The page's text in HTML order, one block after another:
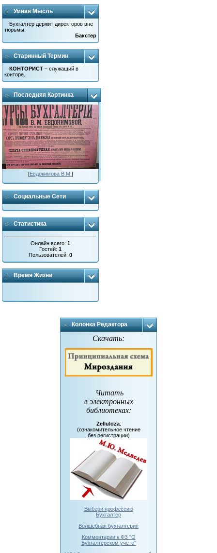
Умная Мысль
Бухгалтер держит директоров вне
тюрьмы.
Бакстер
Старинный Термин
КОНТОРИСТ – служащий в
конторе.
Последняя Картинка
[Евдокимова В.М. ]
Социальные Сети
Статистика
Онлайн всего:1
Гостей:1
Пользователей:0
Время Жизни
Колонка Редактора
Скачать:
Читать
в электронных
библиотеках:
Zelluloza:
(ознакомительное чтение
без регистрации)
Выбери профессию
Бухгалтер
Волшебная бухгалтерия
Комментарии к ФЗ "О
Бухгалтерском учете"